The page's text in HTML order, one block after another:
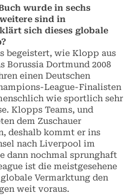
wurde in sechs
sind in
sich dieses globale
begeistert, wie Klopp aus
Borussia Dortmund 2008
einen Deutschen
League-Finalisten
wie sportlich sehr
Klopps Teams, und
dem Zuschauer
deshalb kommt er ins
nach Liverpool im
dann nochmal sprunghaft
ist die meistgesehene
Vermarktung den
weit voraus.